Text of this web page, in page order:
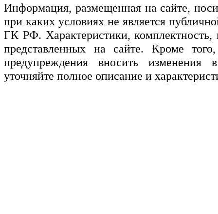
Информация, размещенная на сайте,
при каких условиях не является
ГК РФ. Характеристики,
представленных на сайте. Кроме
предупреждения вносить изменения
уточняйте полное описание и